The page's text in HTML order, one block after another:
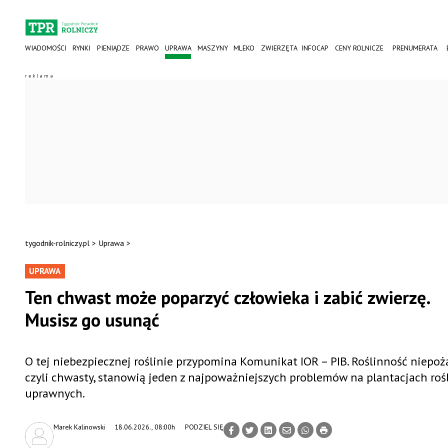
WIADOMOŚCI RYNKI PIENIĄDZE PRAWO UPRAWA MASZYNY MLEKO ZWIERZĘTA INFOCAP CENY ROLNICZE PRENUMERATA
tygodnik-rolniczy.pl > Uprawa >
UPRAWA
Ten chwast może poparzyć człowieka i zabić zwierzę.
Musisz go usunąć
18.06.2026., 08:00h
Marek Kalinowski PODZIEL SIĘ
O tej niebezpiecznej roślinie przypomina Komunikat IOR – PIB. Roślinność
czyli chwasty, stanowią jeden z najpoważniejszych problemów na plantacjach
uprawnych.